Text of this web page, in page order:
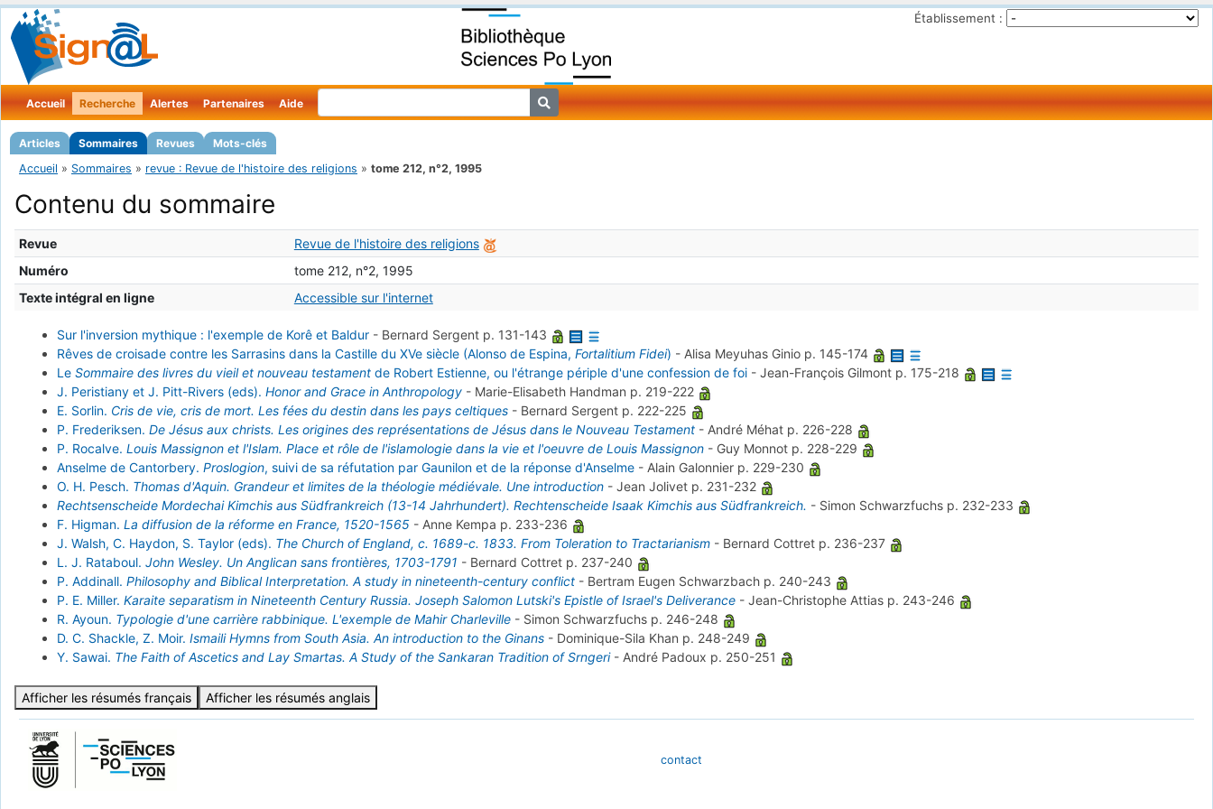
Établissement :
Accueil Recherche
Articles Sommaires Revues Mots-clés
Alertes Partenaires Aide
Accueil » Sommaires » revue : Revue de l'histoire des religions » tome 212, n°2, 1995
Contenu du sommaire
Revue
Revue de l'histoire des religions
Numéro
tome 212, n°2, 1995
Texte intégral en ligne
Accessible sur l'internet
Sur l'inversion mythique : l'exemple de Korê et Baldur- Bernard Sergent p. 131-143
Rêves de croisade contre les Sarrasins dans la Castille du XVe siècle (Alonso de Espina, Fortalitium Fidei) - Alisa Meyuhas Ginio p. 145-174
LeSommaire des livres du vieil et nouveau testamentde Robert Estienne, ou l'étrange périple d'une confession de foi- Jean-François Gilmont p. 175-218
J. Peristiany et J. Pitt-Rivers (eds). Honor and Grace in Anthropology- Marie-Elisabeth Handman p. 219-222
E. Sorlin. Cris de vie, cris de mort. Les fées du destin dans les pays celtiques- Bernard Sergent p. 222-225
P. Frederiksen. De Jésus aux christs. Les origines des représentations de Jésus dans le Nouveau Testament- André Méhat p. 226-228
P. Rocalve. Louis Massignon et l'Islam. Place et rôle de l'islamologie dans la vie et l'oeuvre de Louis Massignon- Guy Monnot p. 228-229
Anselme de Cantorbery. Proslogion, suivi de sa réfutation par Gaunilon et de la réponse d'Anselme- Alain Galonnier p. 229-230
O. H. Pesch. Thomas d'Aquin. Grandeur et limites de la théologie médiévale. Une introduction- Jean Jolivet p. 231-232
Rechtsenscheide Mordechai Kimchis aus Südfrankreich (13-14 Jahrhundert). Rechtenscheide Isaak Kimchis aus Südfrankreich. - Simon Schwarzfuchs p. 232-233
F. Higman. La diffusion de la réforme en France, 1520-1565 - Anne Kempa p. 233-236
J. Walsh, C. Haydon, S. Taylor (eds). The Church of England, c. 1689-c. 1833. From Toleration to Tractarianism- Bernard Cottret p. 236-237
L. J. Rataboul. John Wesley. Un Anglican sans frontières, 1703-1791 - Bernard Cottret p. 237-240
P. Addinall. Philosophy and Biblical Interpretation. A study in nineteenth-century conflict- Bertram Eugen Schwarzbach p. 240-243
P. E. Miller. Karaite separatism in Nineteenth Century Russia. Joseph Salomon Lutski's Epistle of Israel's Deliverance- Jean-Christophe Attias p. 243-246
R. Ayoun. Typologie d'une carrière rabbinique. L'exemple de Mahir Charleville- Simon Schwarzfuchs p. 246-248
D. C. Shackle, Z. Moir. Ismaili Hymns from South Asia. An introduction to the Ginans- Dominique-Sila Khan p. 248-249
Y. Sawai. The Faith of Ascetics and Lay Smartas. A Study of the Sankaran Tradition of Srngeri- André Padoux p. 250-251
Afficher les résumés français Afficher les résumés anglais
contact